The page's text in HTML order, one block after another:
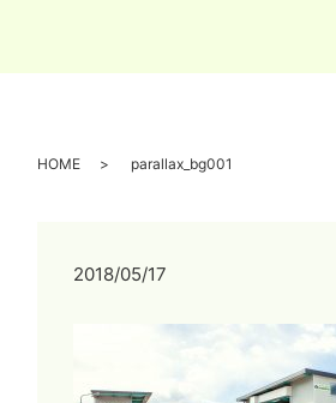
HOME parallax_bg001
2018/05/17